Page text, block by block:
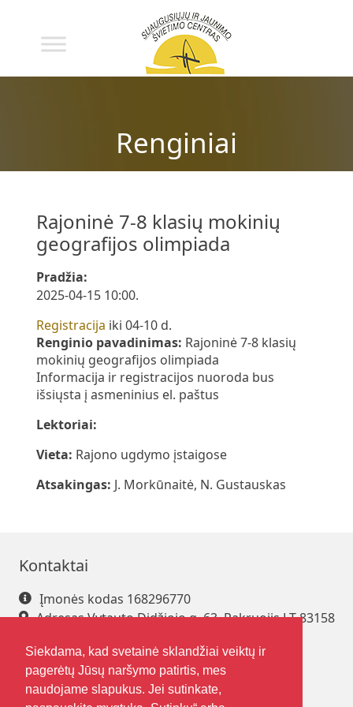
Renginiai
Rajoninė 7-8 klasių mokinių
geografijos olimpiada
Pradžia:
2025-04-15 10:00.
Registracija iki 04-10 d.
Renginio pavadinimas: Rajoninė 7-8 klasių
mokinių geografijos olimpiada
Informacija ir registracijos nuoroda bus
išsiųsta į asmeninius el. paštus
Lektoriai:
Vieta: Rajono ugdymo įstaigose
Atsakingas: J. Morkūnaitė, N. Gustauskas
Kontaktai
Įmonės kodas 168296770
Adresas Vytauto Didžiojo g. 63, Pakruojis LT-83158
El. paštaspakrsjc@gmail.com
Siekdama, kad svetainė sklandžiai veiktų ir
pagerėtų Jūsų naršymo patirtis, mes
naudojame slapukus. Jei sutinkate,